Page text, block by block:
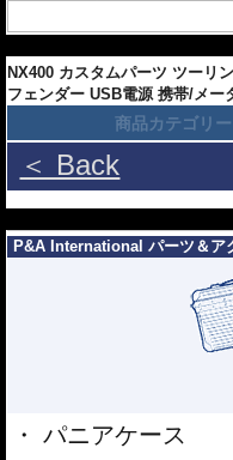
NX400 カスタムパーツ ツーリ
フェンダー USB電源 携帯/メー
商品カテゴリ
＜ Back
P&A International パーツ＆ア
パニアケース